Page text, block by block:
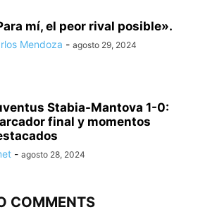
mí, el peor rival posible».
Mendoza - agosto 29, 2024
Stabia-Mantova 1-0:
final y momentos
- agosto 28, 2024
COMMENTS